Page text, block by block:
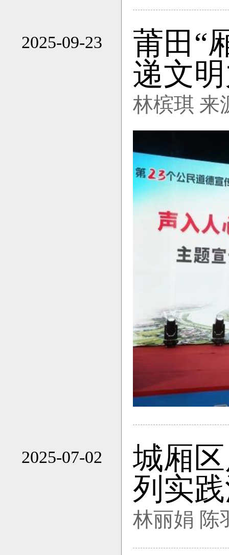
2025-09-23
莆田“
递文
林槟琪 来
2025-07-02
城厢
列实
林丽娟 陈